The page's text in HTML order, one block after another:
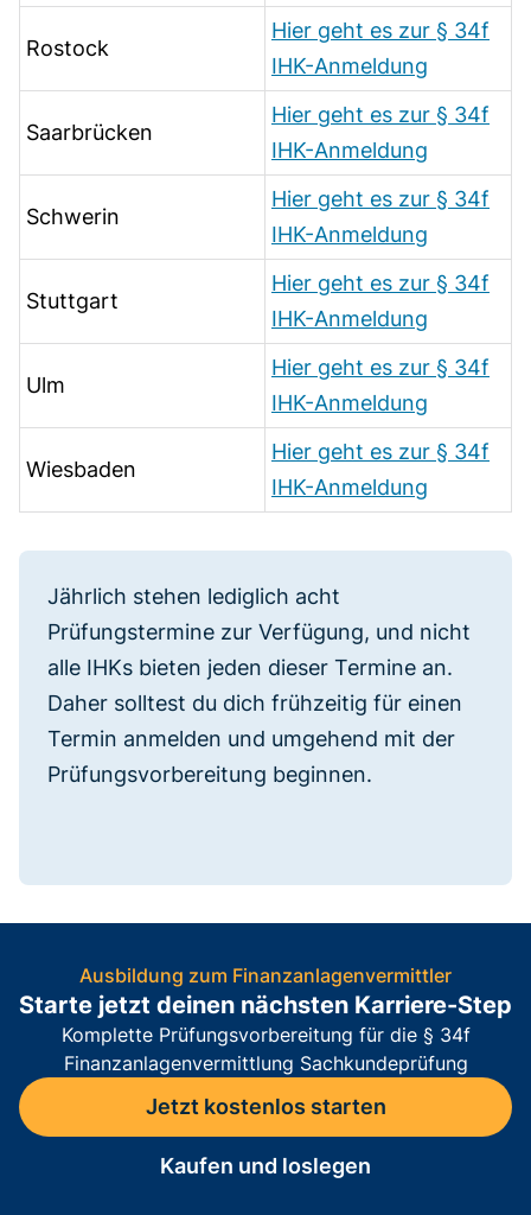
Rostock
Hier geht es zur § 34f
IHK-Anmeldung
Saarbrücken
Hier geht es zur § 34f
IHK-Anmeldung
Schwerin
Hier geht es zur § 34f
IHK-Anmeldung
Stuttgart
Hier geht es zur § 34f
IHK-Anmeldung
Ulm
Hier geht es zur § 34f
IHK-Anmeldung
Wiesbaden
Hier geht es zur § 34f
IHK-Anmeldung
Jährlich stehen lediglich acht
Prüfungstermine zur Verfügung, und nicht
alle IHKs bieten jeden dieser Termine an.
Daher solltest du dich frühzeitig für einen
Termin anmelden und umgehend mit der
Prüfungsvorbereitung beginnen.
Ausbildung zum Finanzanlagenvermittler
Starte jetzt deinen nächsten Karriere-Step
Komplette Prüfungsvorbereitung für die § 34f
Finanzanlagenvermittlung Sachkundeprüfung
Jetzt kostenlos starten
Kaufen und loslegen